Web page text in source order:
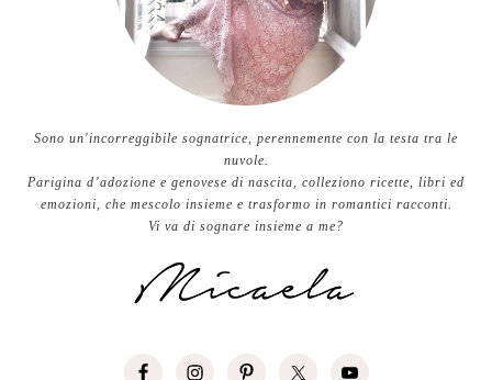
Sono un'incorreggibile sognatrice, perennemente con la testa tra le
nuvole.
Parigina d’adozione e genovese di nascita, colleziono ricette, libri ed
emozioni, che mescolo insieme e trasformo in romantici racconti.
Vi va di sognare insieme a me?